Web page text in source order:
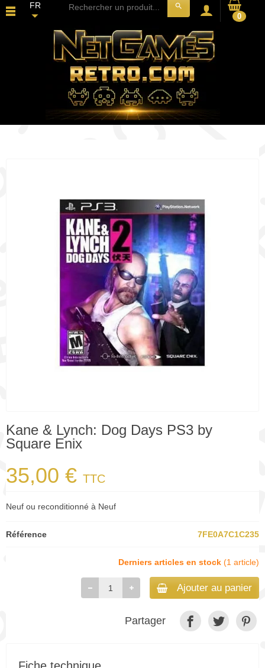
FR
search
0
Kane & Lynch: Dog Days PS3 by
Square Enix
35,00 € TTC
Neuf ou reconditionné à Neuf
Référence 7FE0A7C1C235
Derniers articles en stock (1 article)
Ajouter au panier
Partager